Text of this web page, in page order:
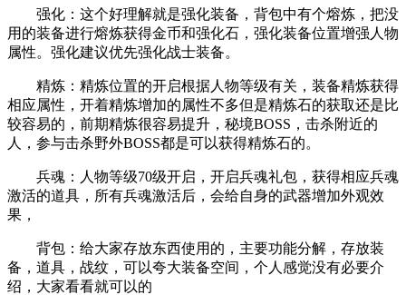
强化：这个好理解就是强化装备，背包中有个熔炼，把没
用的装备进行熔炼获得金币和强化石，强化装备位置增强人物
属性。强化建议优先强化战士装备。
精炼：精炼位置的开启根据人物等级有关，装备精炼获得
相应属性，开着精炼增加的属性不多但是精炼石的获取还是比
较容易的，前期精炼很容易提升，秘境BOSS，击杀附近的
人，参与击杀野外BOSS都是可以获得精炼石的。
兵魂：人物等级70级开启，开启兵魂礼包，获得相应兵魂
激活的道具，所有兵魂激活后，会给自身的武器增加外观效
果，
背包：给大家存放东西使用的，主要功能分解，存放装
备，道具，战纹，可以夸大装备空间，个人感觉没有必要介
绍，大家看看就可以的